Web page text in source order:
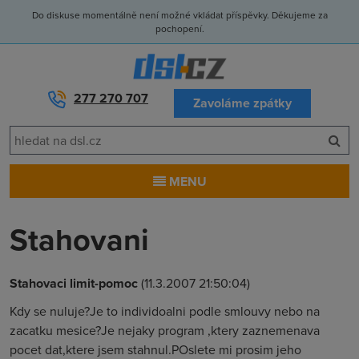
Do diskuse momentálně není možné vkládat příspěvky. Děkujeme za
pochopení.
277 270 707 Zavoláme zpátky
MENU
Stahovani
Stahovaci limit-pomoc(11.3.2007 21:50:04)
Kdy se nuluje?Je to individoalni podle smlouvy nebo na
zacatku mesice?Je nejaky program ,ktery zaznemenava
pocet dat,ktere jsem stahnul.POslete mi prosim jeho